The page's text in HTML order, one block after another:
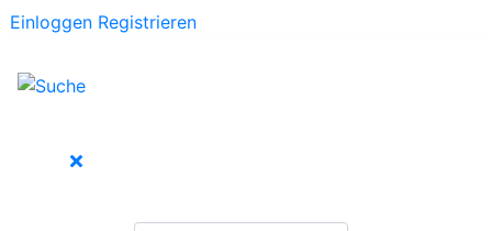
Einloggen Registrieren